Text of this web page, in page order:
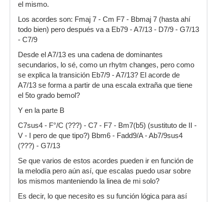
el mismo.
Los acordes son: Fmaj 7 - Cm F7 - Bbmaj 7 (hasta ahí
todo bien) pero después va a Eb79 - A7/13 - D7/9 - G7/13
- C7/9
Desde el A7/13 es una cadena de dominantes
secundarios, lo sé, como un rhytm changes, pero como
se explica la transición Eb7/9 - A7/13? El acorde de
A7/13 se forma a partir de una escala extraña que tiene
el 5to grado bemol?
Y en la parte B
C7sus4 - F°/C (???) - C7 - F7 - Bm7(b5) (sustituto de II -
V - I pero de que tipo?) Bbm6 - Fadd9/A - Ab7/9sus4
(???) - G7/13
Se que varios de estos acordes pueden ir en función de
la melodía pero aún así, que escalas puedo usar sobre
los mismos manteniendo la linea de mi solo?
Es decir, lo que necesito es su función lógica para así